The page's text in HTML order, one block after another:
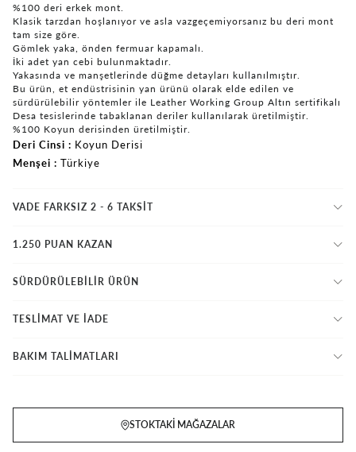
%100 deri erkek mont.
Klasik tarzdan hoşlanıyor ve asla vazgeçemiyorsanız bu deri mont
tam size göre.
Gömlek yaka, önden fermuar kapamalı.
İki adet yan cebi bulunmaktadır.
Yakasında ve manşetlerinde düğme detayları kullanılmıştır.
Bu ürün, et endüstrisinin yan ürünü olarak elde edilen ve
sürdürülebilir yöntemler ile Leather Working Group Altın sertifikalı
Desa tesislerinde tabaklanan deriler kullanılarak üretilmiştir.
%100 Koyun derisinden üretilmiştir.
Deri Cinsi
Koyun Derisi
Menşei
Türkiye
VADE FARKSIZ 2 - 6 TAKSIT
1.250 PUAN KAZAN
SÜRDÜRÜLEBİLİR ÜRÜN
TESLİMAT VE İADE
BAKIM TALİMATLARI
STOKTAKI MAĞAZALAR